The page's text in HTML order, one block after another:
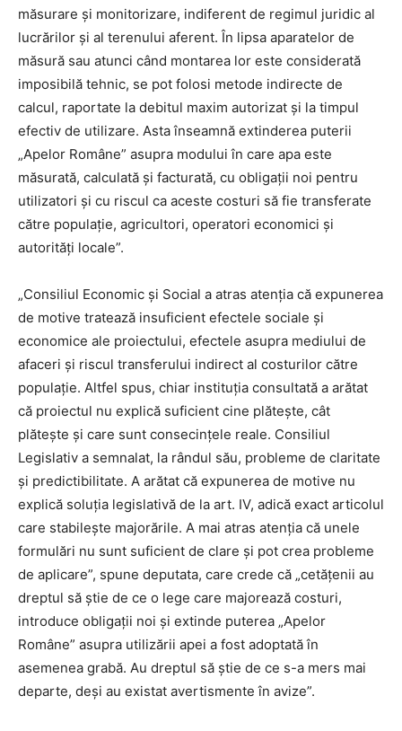
măsurare și monitorizare, indiferent de regimul juridic al
lucrărilor și al terenului aferent. În lipsa aparatelor de
măsură sau atunci când montarea lor este considerată
imposibilă tehnic, se pot folosi metode indirecte de
calcul, raportate la debitul maxim autorizat și la timpul
efectiv de utilizare. Asta înseamnă extinderea puterii
„Apelor Române” asupra modului în care apa este
măsurată, calculată și facturată, cu obligații noi pentru
utilizatori și cu riscul ca aceste costuri să fie transferate
către populație, agricultori, operatori economici și
autorități locale”.
„Consiliul Economic și Social a atras atenția că expunerea
de motive tratează insuficient efectele sociale și
economice ale proiectului, efectele asupra mediului de
afaceri și riscul transferului indirect al costurilor către
populație. Altfel spus, chiar instituția consultată a arătat
că proiectul nu explică suficient cine plătește, cât
plătește și care sunt consecințele reale. Consiliul
Legislativ a semnalat, la rândul său, probleme de claritate
și predictibilitate. A arătat că expunerea de motive nu
explică soluția legislativă de la art. IV, adică exact articolul
care stabilește majorările. A mai atras atenția că unele
formulări nu sunt suficient de clare și pot crea probleme
de aplicare”, spune deputata, care crede că „cetățenii au
dreptul să știe de ce o lege care majorează costuri,
introduce obligații noi și extinde puterea „Apelor
Române” asupra utilizării apei a fost adoptată în
asemenea grabă. Au dreptul să știe de ce s-a mers mai
departe, deși au existat avertismente în avize”.